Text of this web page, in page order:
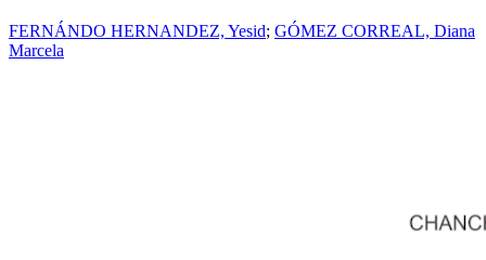
FERNÁNDO HERNANDEZ, Yesid; GÓMEZ CORREAL, Diana
Marcela